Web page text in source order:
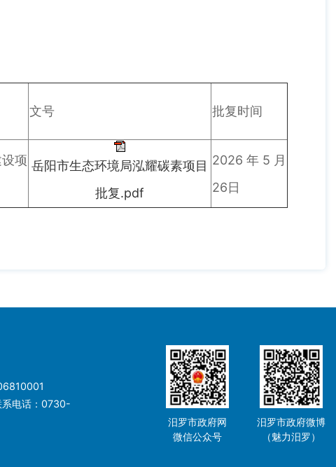
文号 批复时间
项 岳阳市生态环境局泓耀碳素项目
批复.pdf
2026年5月
26日
电话：0730-
汨罗市政府网
微信公众号
汨罗市政府微博
（魅力汨罗）